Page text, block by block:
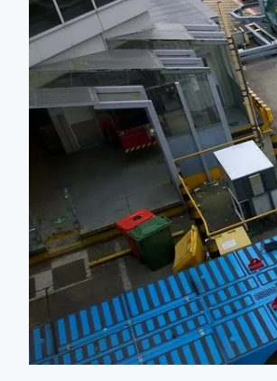
zaobserwuj nas
zaobserwuj nas